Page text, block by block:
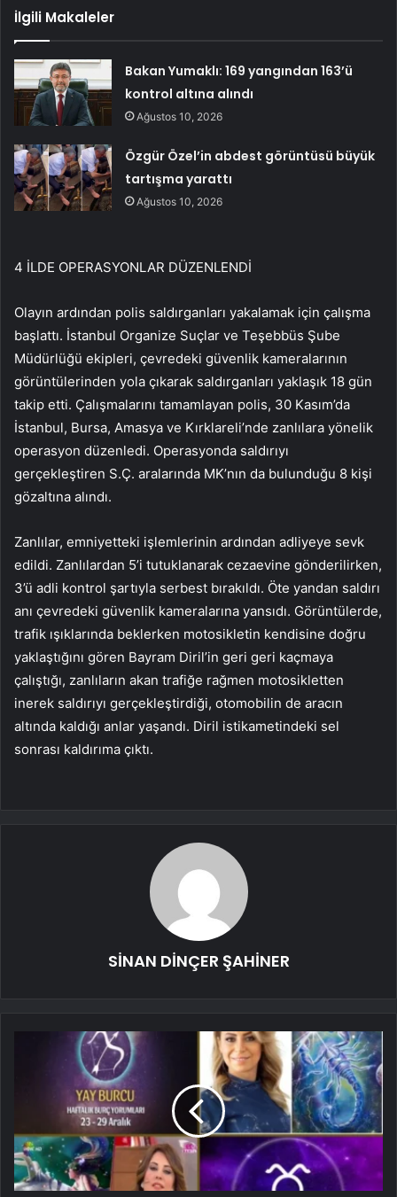
İlgili Makaleler
Bakan Yumaklı: 169 yangından 163’ü
kontrol altına alındı
Ağustos 10, 2026
Özgür Özel’in abdest görüntüsü büyük
tartışma yarattı
Ağustos 10, 2026
4 İLDE OPERASYONLAR DÜZENLENDİ
Olayın ardından polis saldırganları yakalamak için çalışma
başlattı. İstanbul Organize Suçlar ve Teşebbüs Şube
Müdürlüğü ekipleri, çevredeki güvenlik kameralarının
görüntülerinden yola çıkarak saldırganları yaklaşık 18 gün
takip etti. Çalışmalarını tamamlayan polis, 30 Kasım’da
İstanbul, Bursa, Amasya ve Kırklareli’nde zanlılara yönelik
operasyon düzenledi. Operasyonda saldırıyı
gerçekleştiren S.Ç. aralarında MK’nın da bulunduğu 8 kişi
gözaltına alındı.
Zanlılar, emniyetteki işlemlerinin ardından adliyeye sevk
edildi. Zanlılardan 5’i tutuklanarak cezaevine gönderilirken,
3’ü adli kontrol şartıyla serbest bırakıldı. Öte yandan saldırı
anı çevredeki güvenlik kameralarına yansıdı. Görüntülerde,
trafik ışıklarında beklerken motosikletin kendisine doğru
yaklaştığını gören Bayram Diril’in geri geri kaçmaya
çalıştığı, zanlıların akan trafiğe rağmen motosikletten
inerek saldırıyı gerçekleştirdiği, otomobilin de aracın
altında kaldığı anlar yaşandı. Diril istikametindeki sel
sonrası kaldırıma çıktı.
SİNAN DİNÇER ŞAHİNER